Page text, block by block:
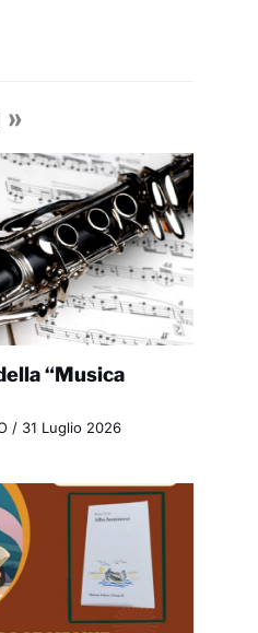
“Musica
/ 31 Luglio 2026